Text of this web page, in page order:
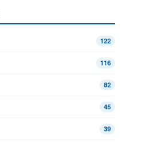
122
116
82
45
39